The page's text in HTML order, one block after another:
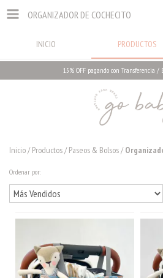
ORGANIZADOR DE COCHECITO
INICIO PRODUCTOS
15% OFF pagando con Transferencia /
Inicio/ Productos/ Paseos & Bolsos/
Ordenar por: